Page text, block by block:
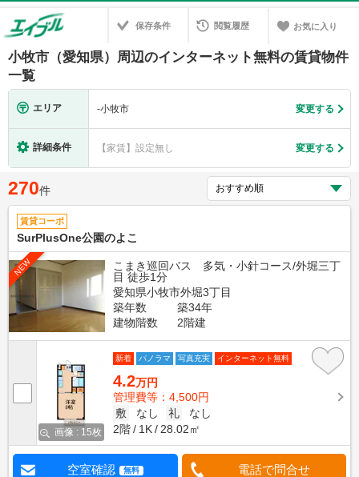
保存条件 閲覧履歴 お気に入り
小牧市（愛知県）周辺のインターネット無料の賃貸物件
一覧
エリア -小牧市 変更する
詳細条件 【家賃】設定無し 変更する
270件
賃貸コーポ
SurPlusOne公園のよこ
NEW
こまき巡回バス 多気・小針コース/外堀三丁
目 徒歩1分
愛知県小牧市外堀3丁目
築年数
築34年
建物階数
2階建
画像 : 15枚
新着 パノラマ 写真充実 インターネット無料
4.2万円
管理費等：4,500円
敷
なし 礼
なし
2階
1K 28.02㎡
空室確認 無料 電話で問合せ